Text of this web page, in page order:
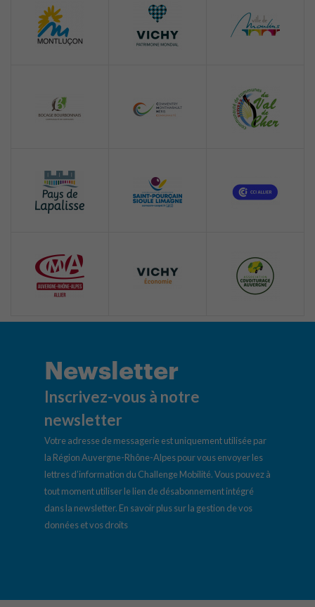
Newsletter
Inscrivez-vous à notre
newsletter
Votre adresse de messagerie est uniquement utilisée par
la Région Auvergne-Rhône-Alpes pour vous envoyer les
lettres d’information du Challenge Mobilité. Vous pouvez à
tout moment utiliser le lien de désabonnement intégré
dans la newsletter. En savoir plus sur la gestion de vos
données et vos droits